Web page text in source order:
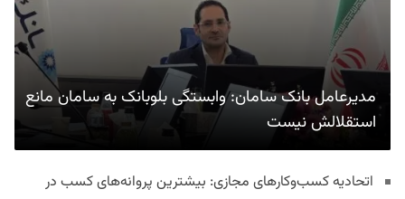
مدیرعامل بانک سامان: وابستگی بلوبانک به سامان مانع
استقلالش نیست
اتحادیه کسب‌وکارهای مجازی: بیشترین پروانه‌های کسب در